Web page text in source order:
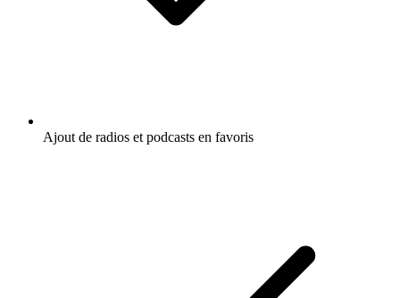
Ajout de radios et podcasts en favoris